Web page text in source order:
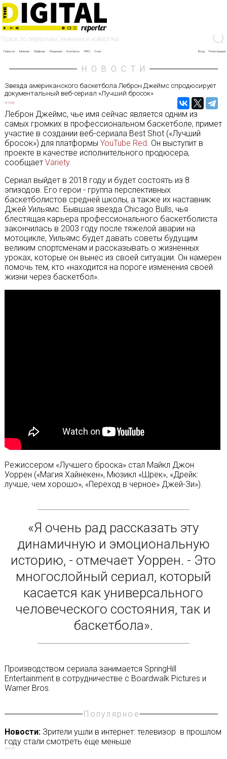
Новости Мнение Лайфхак Рецензии Контакты PRO О нас Вход Регистрация
НОВОСТИ
Звезда американского баскетбола Леброн Джеймс спродюсирует
документальный веб-сериал «Лучший бросок»
21/11/2017
Леброн Джеймс, чье имя сейчас является одним из
самых громких в профессиональном баскетболе, примет
участие в создании веб-сериала Best Shot («Лучший
бросок») для платформы YouTube Red. Он выступит в
проекте в качестве исполнительного продюсера,
сообщает Variety.
Сериал выйдет в 2018 году и будет состоять из 8
эпизодов. Его герои - группа перспективных
баскетболистов средней школы, а также их наставник
Джей Уильямс. Бывшая звезда Chicago Bulls, чья
блестящая карьера профессионального баскетболиста
закончилась в 2003 году после тяжелой аварии на
мотоцикле, Уильямс будет давать советы будущим
великим спортсменам и рассказывать о жизненных
уроках, которые он вынес из своей ситуации. Он намерен
помочь тем, кто «находится на пороге изменения своей
жизни через баскетбол».
Режиссером «Лучшего броска» стал Майкл Джон
Уоррен («Магия Хайнекен», Мюзикл «Шрек», «Дрейк:
лучше, чем хорошо», «Переход в черное» Джей-Зи»).
«Я очень рад рассказать эту
динамичную и эмоциональную
историю, - отмечает Уоррен. - Это
многослойный сериал, который
касается как универсального
человеческого состояния, так и
баскетбола».
Производством сериала занимается SpringHill
Entertainment в сотрудничестве с Boardwalk Pictures и
Warner Bros.
Популярное
Новости:Зрители ушли в интернет: телевизор в прошлом
году стали смотреть еще меньше
30/01/2020